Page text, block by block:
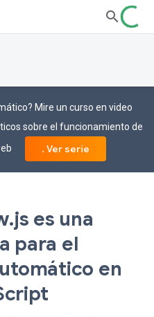
Mire un curso en video
sobre el funcionamiento de
. Ver serie
es una
para el
en